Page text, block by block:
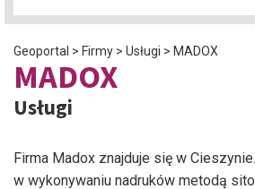
Geoportal > Firmy > Usługi > MADOX
MADOX
Usługi
Firma Madox znajduje się w
w wykonywaniu nadruków metodą